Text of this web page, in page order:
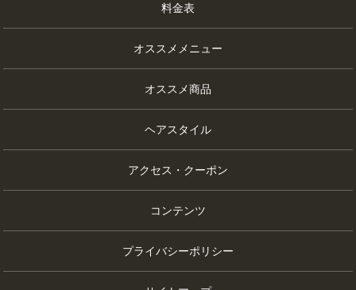
料金表
オススメメニュー
オススメ商品
ヘアスタイル
アクセス・クーポン
コンテンツ
プライバシーポリシー